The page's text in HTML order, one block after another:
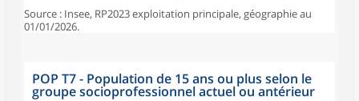
Source : Insee, RP2023 exploitation principale, géographie au
01/01/2026.
POP T7 - Population de 15 ans ou plus selon le
groupe socioprofessionnel actuel ou antérieur